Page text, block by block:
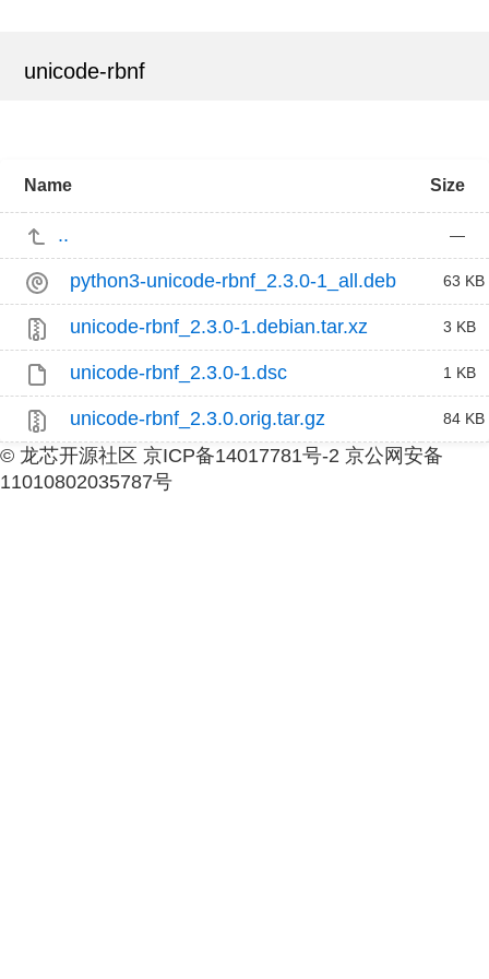
unicode-rbnf
Name Size
.. —
python3-unicode-rbnf_2.3.0-1_all.deb 63 KB
unicode-rbnf_2.3.0-1.debian.tar.xz 3 KB
unicode-rbnf_2.3.0-1.dsc 1 KB
unicode-rbnf_2.3.0.orig.tar.gz 84 KB
© 龙芯开源社区 京ICP备14017781号-2 京公网安备
11010802035787号